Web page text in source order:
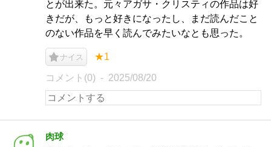
とが出来た。元々アガサ・クリスティの作品は好
きだが、もっと好きになったし、まだ読んだこと
のない作品を早く読んでみたいなとも思った。
ナイス ★1
コメント(0) 2025/08/20
肉球